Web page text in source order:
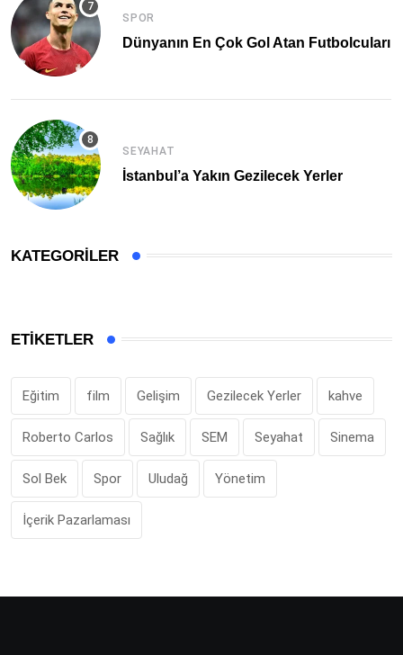
SPOR
Dünyanın En Çok Gol Atan Futbolcuları
SEYAHAT
İstanbul’a Yakın Gezilecek Yerler
KATEGORILER
ETIKETLER
Eğitim film Gelişim Gezilecek Yerler kahve
Roberto Carlos Sağlık SEM Seyahat Sinema
Sol Bek Spor Uludağ Yönetim
İçerik Pazarlaması